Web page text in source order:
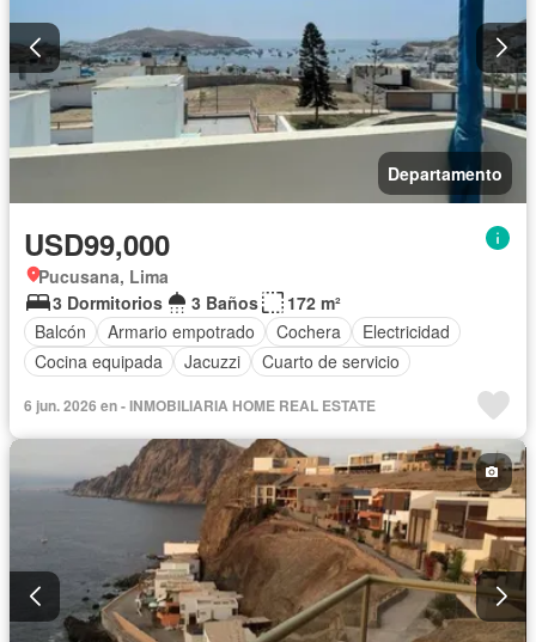
Departamento
USD99,000
Pucusana, Lima
3 Dormitorios
3 Baños
172 m²
Balcón
Armario empotrado Cochera
Electricidad
Cocina equipada
Jacuzzi Cuarto de servicio
6 jun. 2026 en - INMOBILIARIA HOME REAL ESTATE